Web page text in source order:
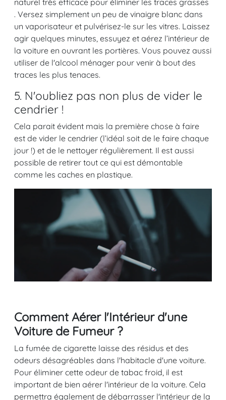
. Versez simplement un peu de vinaigre blanc dans
un vaporisateur et pulvérisez-le sur les vitres. Laissez
agir quelques minutes, essuyez et aérez l’intérieur de
la voiture en ouvrant les portières. Vous pouvez aussi
utiliser de l'alcool ménager pour venir à bout des
traces les plus tenaces.
5. N'oubliez pas non plus de vider le
cendrier !
Cela parait évident mais la première chose à faire
est de vider le cendrier (l’idéal soit de le faire chaque
jour !) et de le nettoyer régulièrement. Il est aussi
possible de retirer tout ce qui est démontable
comme les caches en plastique.
Comment Aérer l'Intérieur d'une
Voiture de Fumeur ?
La fumée de cigarette laisse des résidus et des
odeurs désagréables dans l'habitacle d'une voiture.
Pour éliminer cette odeur de tabac froid, il est
important de bien aérer l'intérieur de la voiture. Cela
permettra également de débarrasser l'intérieur de la